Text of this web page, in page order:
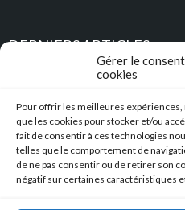
Gérer le
cookies
Pour offrir les meilleures
que les cookies pour stocker et/ou
fait de consentir à ces technologies
telles que le comportement de
de ne pas consentir ou de retirer son
négatif sur certaines caractéristiques
DERNIERS ARTICLES
Soirée d’été
Descente en caisse à savon –
caisses à savon !!!